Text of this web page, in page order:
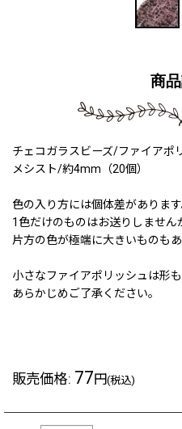
商
チェコガラスビーズ/ファイアポ
メシスト/約4mm（20個）
色の入り方には個体差があります
1色だけのものはお送りしません
片方の色が極端に大きいものもあ
小さなファイアポリッシュは形
あらかじめご了承ください。
販売価格: 77円(税込)